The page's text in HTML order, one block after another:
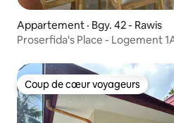
Appartement · Bgy. 42 - Rawis
Proserfida's Place - Logement
Coup de cœur voyageurs
Coup de cœur voyageurs